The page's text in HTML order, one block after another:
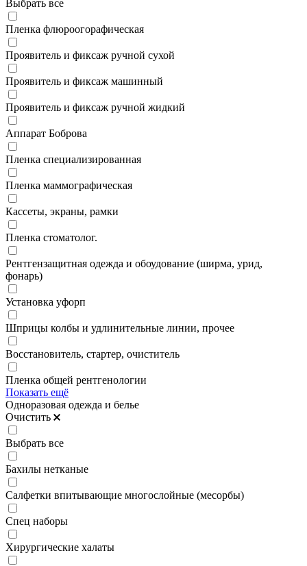
Выбрать все
Пленка флюроогорафическая
Проявитель и фиксаж ручной сухой
Проявитель и фиксаж машинный
Проявитель и фиксаж ручной жидкий
Аппарат Боброва
Пленка специализированная
Пленка маммографическая
Кассеты, экраны, рамки
Пленка стоматолог.
Рентгензащитная одежда и обоудование (ширма, урид,
фонарь)
Установка уфорп
Шприцы колбы и удлинительные линии, прочее
Восстановитель, стартер, очиститель
Пленка общей рентгенологии
Показать ещё
Одноразовая одежда и белье
Очистить
Выбрать все
Бахилы нетканые
Салфетки впитывающие многослойные (месорбы)
Спец наборы
Хирургические халаты